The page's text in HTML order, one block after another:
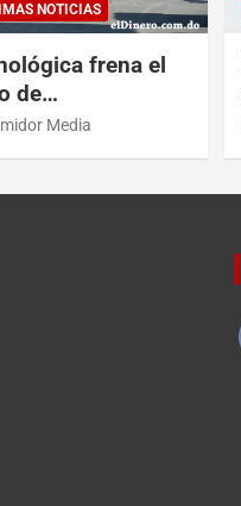
NOTICIAS
frena el
de
y RDMedia